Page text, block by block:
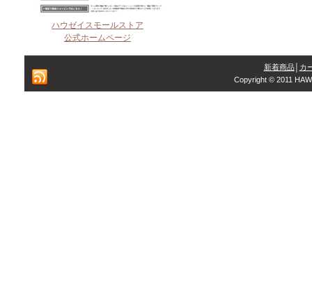
ハウゼイスモールストア
公式ホームページ
新着商品│
カ
Copyright © 2011